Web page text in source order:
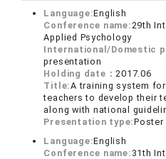
Language:English
Conference name:29th
Applied Psychology
International/Domestic
presentation
Holding date：2017.06
Title:A training system
teachers to develop their
along with national
Presentation type:Poster
Language:English
Conference name: 31th